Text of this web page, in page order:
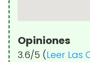
Opiniones
3.6/5 (Leer Las